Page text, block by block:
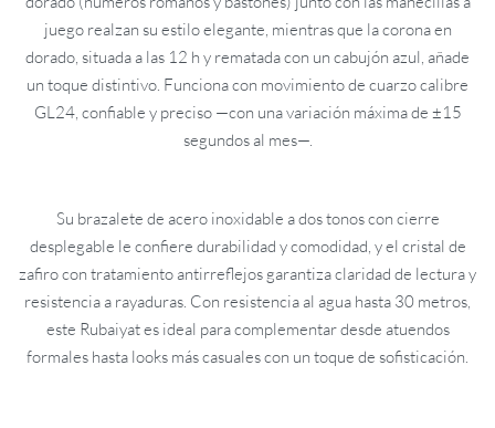
juego realzan su estilo elegante, mientras que la corona en
dorado, situada a las 12 h y rematada con un cabujón azul, añade
un toque distintivo. Funciona con movimiento de cuarzo calibre
GL24, confiable y preciso —con una variación máxima de ±15
segundos al mes—.
Su brazalete de acero inoxidable a dos tonos con cierre
desplegable le confiere durabilidad y comodidad, y el cristal de
zafiro con tratamiento antirreflejos garantiza claridad de lectura y
resistencia a rayaduras. Con resistencia al agua hasta 30 metros,
este Rubaiyat es ideal para complementar desde atuendos
formales hasta looks más casuales con un toque de sofisticación.